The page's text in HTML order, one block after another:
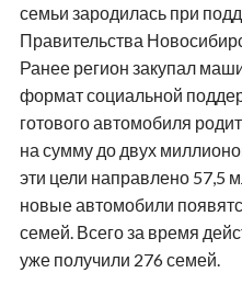
семьи зародилась при
Правительства
Ранее регион закупал
формат социальной
готового автомобиля
на сумму до двух
эти цели направлено 57,5
новые автомобили
семей. Всего за время
уже получили 276 семей.